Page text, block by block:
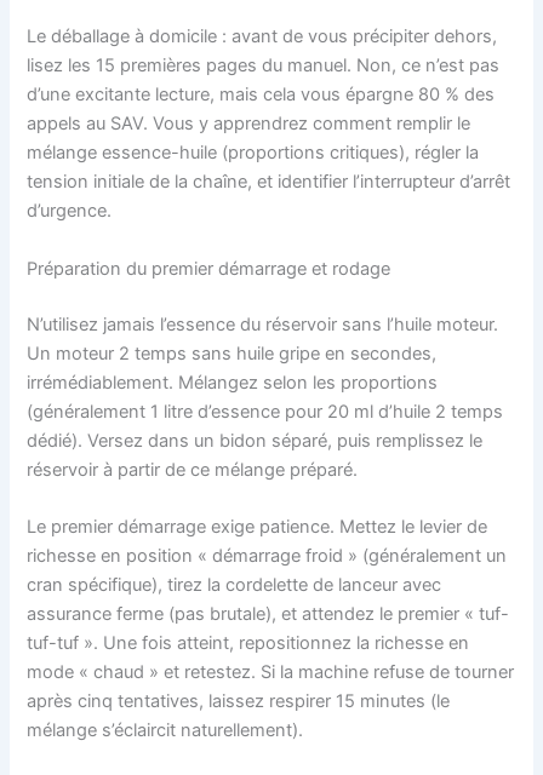
Le déballage à domicile : avant de vous précipiter dehors,
lisez les 15 premières pages du manuel. Non, ce n’est pas
d’une excitante lecture, mais cela vous épargne 80 % des
appels au SAV. Vous y apprendrez comment remplir le
mélange essence-huile (proportions critiques), régler la
tension initiale de la chaîne, et identifier l’interrupteur d’arrêt
d’urgence.
Préparation du premier démarrage et rodage
N’utilisez jamais l’essence du réservoir sans l’huile moteur.
Un moteur 2 temps sans huile gripe en secondes,
irrémédiablement. Mélangez selon les proportions
(généralement 1 litre d’essence pour 20 ml d’huile 2 temps
dédié). Versez dans un bidon séparé, puis remplissez le
réservoir à partir de ce mélange préparé.
Le premier démarrage exige patience. Mettez le levier de
richesse en position « démarrage froid » (généralement un
cran spécifique), tirez la cordelette de lanceur avec
assurance ferme (pas brutale), et attendez le premier « tuf-
tuf-tuf ». Une fois atteint, repositionnez la richesse en
mode « chaud » et retestez. Si la machine refuse de tourner
après cinq tentatives, laissez respirer 15 minutes (le
mélange s’éclaircit naturellement).